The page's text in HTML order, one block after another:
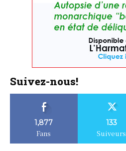
Suivez-nous!
1,877
Fans
133
Suiveurs